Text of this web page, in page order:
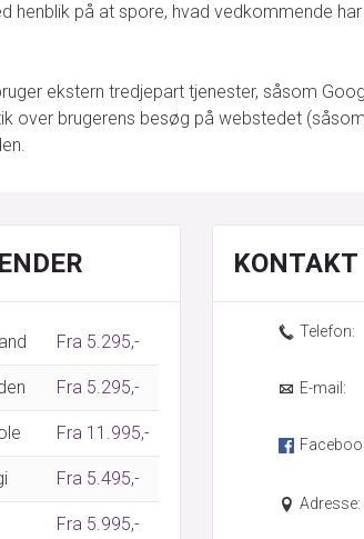
henblik på at spore, hvad vedkommende
ekstern tredjepart tjenester, såsom
over brugerens besøg på webstedet
Fra 5.295,-
Fra 5.295,-
Fra 11.995,-
Fra 5.495,-
Fra 5.995,-
KONTAKT
Telefon:
E-mail:
Adresse: